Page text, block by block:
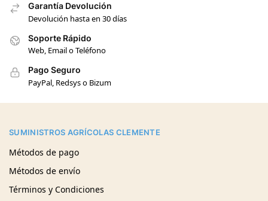
Garantía Devolución
Devolución hasta en 30 días
Soporte Rápido
Web, Email o Teléfono
Pago Seguro
PayPal, Redsys o Bizum
SUMINISTROS AGRÍCOLAS CLEMENTE
Métodos de pago
Métodos de envío
Términos y Condiciones